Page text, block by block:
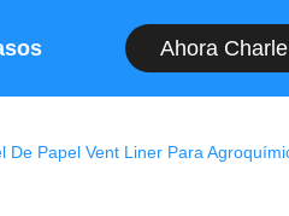
Ahora Charle